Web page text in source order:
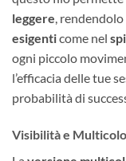
leggere, rendendolo
esigenticome nel
ogni piccolo
l’efficacia delle tue
probabilità di
Visibilità e